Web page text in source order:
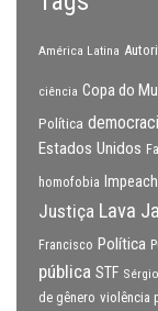
América Latina
ciência Copa do
Política
Estados Unidos
homofobia
Justiça Lava
Francisco Política
pública STF
de gênero violência